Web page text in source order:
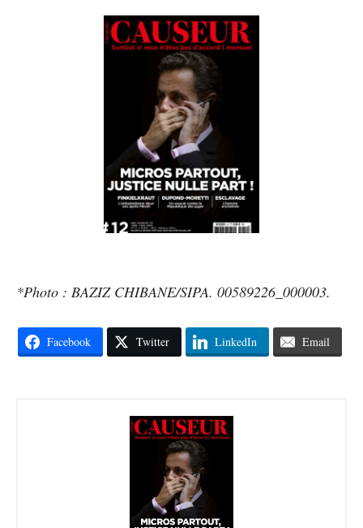
*Photo : BAZIZ CHIBANE/SIPA. 00589226_000003.
Facebook Twitter LinkedIn Email